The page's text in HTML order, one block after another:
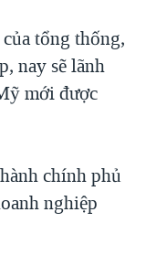
tổng thống,
nay sẽ lãnh
mới được
chính phủ
nghiệp